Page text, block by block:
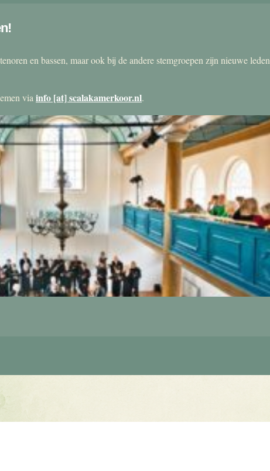
en bassen, maar ook bij de andere stemgroepen zijn nieuwe leden
via info [at] scalakamerkoor.nl.